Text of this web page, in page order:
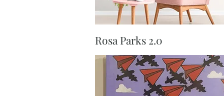
Aperçu rapide
Rosa Parks 2.0